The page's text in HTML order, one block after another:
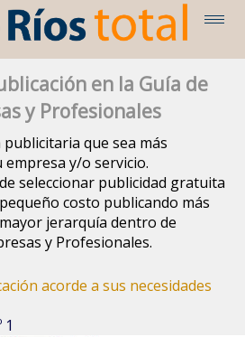
en la Guía de
y Profesionales
que sea más
y/o servicio.
seleccionar publicidad gratuita
costo publicando más
jerarquía dentro de
y Profesionales.
acorde a sus necesidades